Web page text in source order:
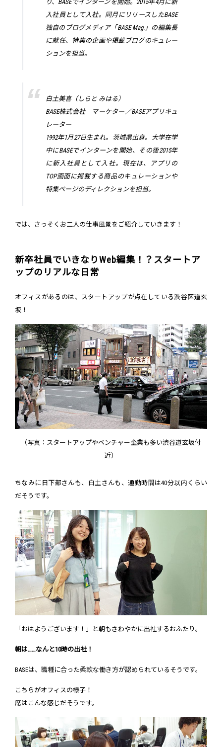
り、BASEでインターンを開始。2015年4月に新
入社員として入社。同月にリリースしたBASE
独自のブログメディア「BASE Mag.」の編集長
に就任、特集の企画や掲載ブログのキュレー
ションを担当。
白土美喜（しらと みはる）
BASE株式会社 マーケター／BASEアプリキュ
レーター
1992年1月27日生まれ。茨城県出身。大学在学
中にBASEでインターンを開始、その後2015年
に新入社員として入社。現在は、アプリの
TOP画面に掲載する商品のキュレーションや
特集ページのディレクションを担当。
では、さっそくお二人の仕事風景をご紹介していきます！
新卒社員でいきなりWeb編集！？スタートア
ップのリアルな日常
オフィスがあるのは、スタートアップが点在している渋谷区道玄
坂！
（写真：スタートアップやベンチャー企業も多い渋谷道玄坂付
近）
ちなみに日下部さんも、白土さんも、通勤時間は40分以内くらい
だそうです。
「おはようございます！」と朝もさわやかに出社するおふたり。
朝は……なんと10時の出社！
BASEは、職種に合った柔軟な働き方が認められているそうです。
こちらがオフィスの様子！
席はこんな感じだそうです。